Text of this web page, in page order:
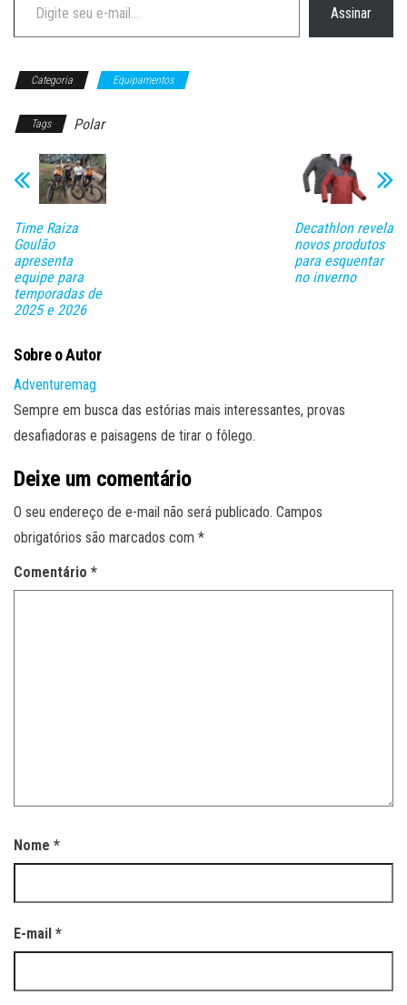
Assinar
Categoria Equipamentos
Tags Polar
Time Raiza
Goulão
apresenta
equipe para
temporadas de
2025 e 2026
Decathlon revela
novos produtos
para esquentar
no inverno
Sobre o Autor
Adventuremag
Sempre em busca das estórias mais interessantes, provas
desafiadoras e paisagens de tirar o fôlego.
Deixe um comentário
O seu endereço de e-mail não será publicado. Campos
obrigatórios são marcados com *
Comentário *
Nome *
E-mail *